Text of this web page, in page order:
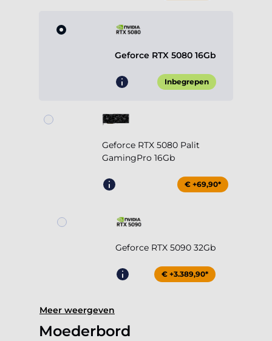
Geforce RTX 5080 16Gb
Inbegrepen
Geforce RTX 5080 Palit
GamingPro 16Gb
€ +69,90*
Geforce RTX 5090 32Gb
€ +3.389,90*
Meer weergeven
Moederbord